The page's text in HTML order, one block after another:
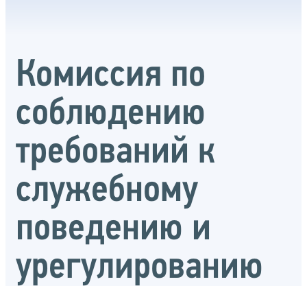
Комиссия по
соблюдению
требований к
служебному
поведению и
урегулированию